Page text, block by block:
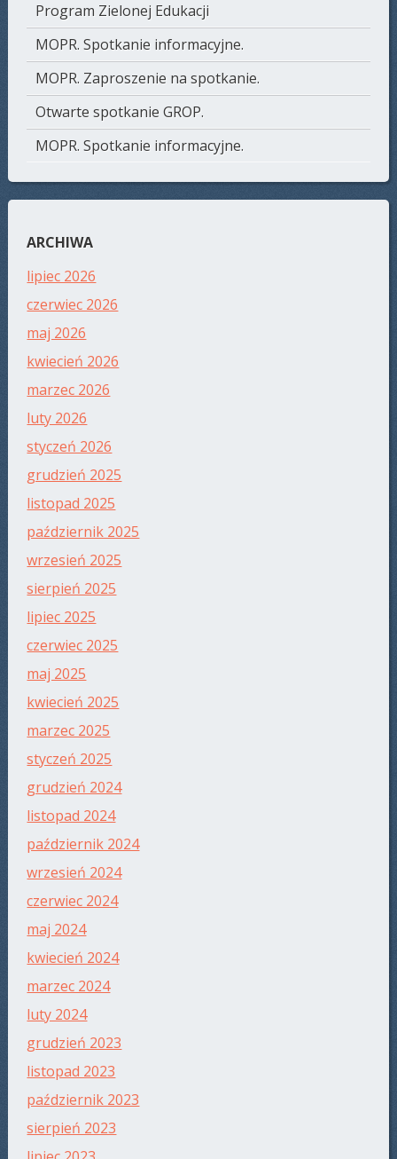
Program Zielonej Edukacji
MOPR. Spotkanie informacyjne.
MOPR. Zaproszenie na spotkanie.
Otwarte spotkanie GROP.
MOPR. Spotkanie informacyjne.
ARCHIWA
lipiec 2026
czerwiec 2026
maj 2026
kwiecień 2026
marzec 2026
luty 2026
styczeń 2026
grudzień 2025
listopad 2025
październik 2025
wrzesień 2025
sierpień 2025
lipiec 2025
czerwiec 2025
maj 2025
kwiecień 2025
marzec 2025
styczeń 2025
grudzień 2024
listopad 2024
październik 2024
wrzesień 2024
czerwiec 2024
maj 2024
kwiecień 2024
marzec 2024
luty 2024
grudzień 2023
listopad 2023
październik 2023
sierpień 2023